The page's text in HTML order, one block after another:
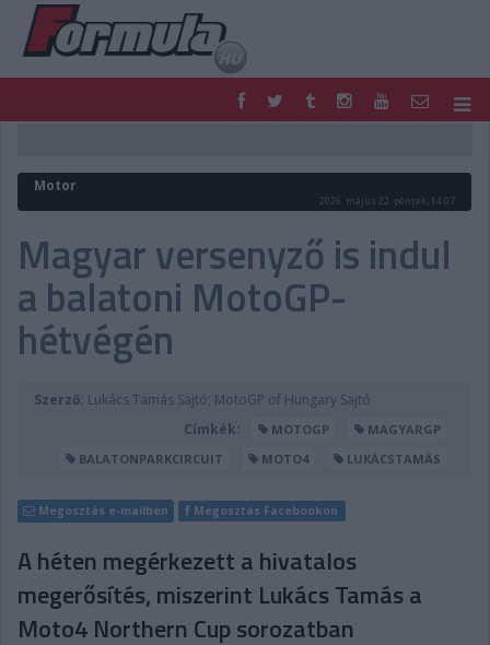
FORMULA
MOTOR
PODCAST
SHOP
TIPPJÁTÉK
DIGITÁLIS MAGAZIN
PONTÁLLÁSOK
VERSENYNAPTÁRAK
Motor
2026. május 22. péntek, 14:07
Magyar versenyző is indul
a balatoni MotoGP-
hétvégén
Szerző: Lukács Tamás Sajtó; MotoGP of Hungary Sajtó
Címkék:
MOTOGP
MAGYARGP
BALATONPARKCIRCUIT
MOTO4 LUKÁCSTAMÁS
Megosztás e-mailben Megosztás Facebookon
A héten megérkezett a hivatalos
megerősítés, miszerint Lukács Tamás a
Moto4 Northern Cup sorozatban